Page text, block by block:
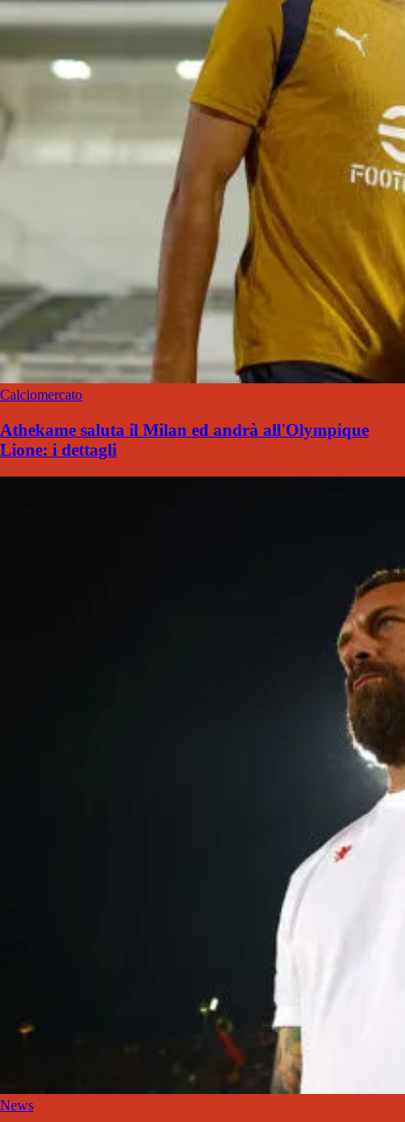
Calciomercato
Athekame saluta il Milan ed andrà all'Olympique
Lione: i dettagli
News